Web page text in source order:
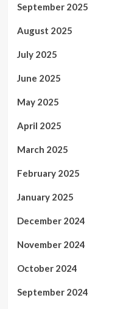
September 2025
August 2025
July 2025
June 2025
May 2025
April 2025
March 2025
February 2025
January 2025
December 2024
November 2024
October 2024
September 2024